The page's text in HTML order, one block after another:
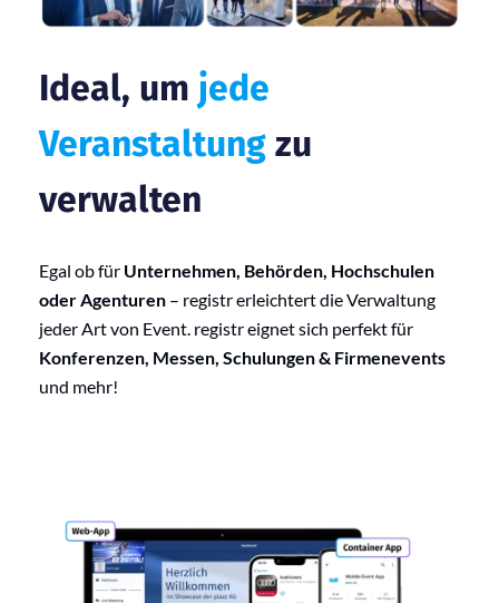
Ideal, um jede
Veranstaltung zu
verwalten
Egal ob für Unternehmen, Behörden, Hochschulen
oder Agenturen – registr erleichtert die Verwaltung
jeder Art von Event. registr eignet sich perfekt für
Konferenzen, Messen, Schulungen & Firmenevents
und mehr!